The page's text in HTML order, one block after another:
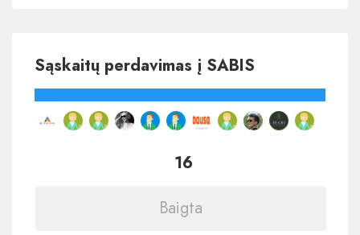
16
Baigta
Sąskaitų perdavimas į SABIS